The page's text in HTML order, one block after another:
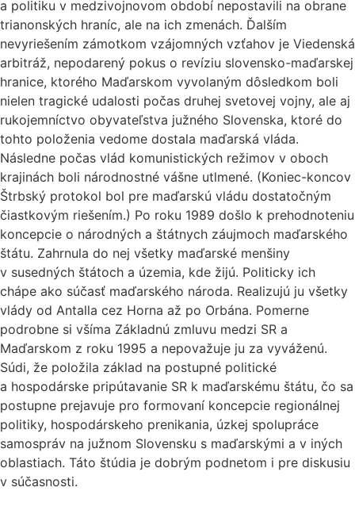
a politiku v medzivojnovom období nepostavili na obrane
trianonských hraníc, ale na ich zmenách. Ďalším
nevyriešením zámotkom vzájomných vzťahov je Viedenská
arbitráž, nepodarený pokus o revíziu slovensko-maďarskej
hranice, ktorého Maďarskom vyvolaným dôsledkom boli
nielen tragické udalosti počas druhej svetovej vojny, ale aj
rukojemníctvo obyvateľstva južného Slovenska, ktoré do
tohto položenia vedome dostala maďarská vláda.
Následne počas vlád komunistických režimov v oboch
krajinách boli národnostné vášne utlmené. (Koniec-koncov
Štrbský protokol bol pre maďarskú vládu dostatočným
čiastkovým riešením.) Po roku 1989 došlo k prehodnoteniu
koncepcie o národných a štátnych záujmoch maďarského
štátu. Zahrnula do nej všetky maďarské menšiny
v susedných štátoch a územia, kde žijú. Politicky ich
chápe ako súčasť maďarského národa. Realizujú ju všetky
vlády od Antalla cez Horna až po Orbána. Pomerne
podrobne si všíma Základnú zmluvu medzi SR a
Maďarskom z roku 1995 a nepovažuje ju za vyváženú.
Súdi, že položila základ na postupné politické
a hospodárske pripútavanie SR k maďarskému štátu, čo sa
postupne prejavuje pro formovaní koncepcie regionálnej
politiky, hospodárskeho prenikania, úzkej spolupráce
samospráv na južnom Slovensku s maďarskými a v iných
oblastiach. Táto štúdia je dobrým podnetom i pre diskusiu
v súčasnosti.